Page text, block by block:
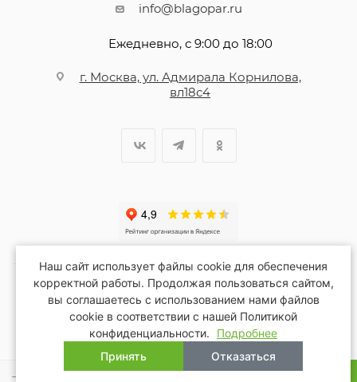
info@blagopar.ru
Ежедневно, с 9:00 до 18:00
г. Москва, ул. Адмирала Корнилова,
вл18с4
2026 © Благопар
Наш сайт использует файлы cookie для обеспечения
корректной работы. Продолжая пользоваться сайтом,
вы соглашаетесь с использованием нами файлов
cookie в соответствии с нашей Политикой
конфиденциальности.
Подробнее
Принять
Отказаться